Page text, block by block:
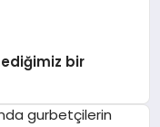
bir